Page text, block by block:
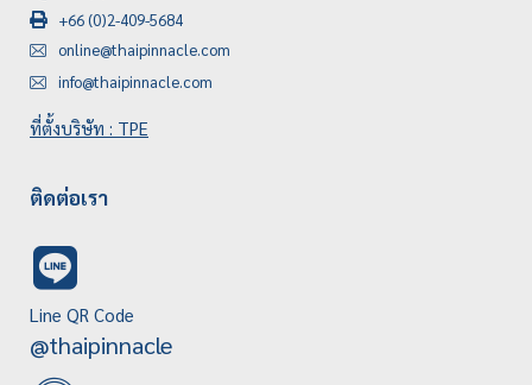
+66 (0)2-409-5684
online@thaipinnacle.com
info@thaipinnacle.com
ที่ตั้งบริษัท : TPE
ติดต่อเรา
Line QR Code
@thaipinnacle